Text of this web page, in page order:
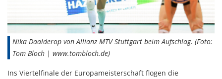
Nika Daalderop von Allianz MTV Stuttgart beim Aufschlag. (Foto:
Tom Bloch | www.tombloch.de)
Ins Viertelfinale der Europameisterschaft flogen die